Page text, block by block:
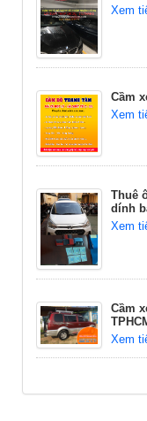
Xem
Cầm
Xem
Thuê
dính
Xem
Cầm
Xem